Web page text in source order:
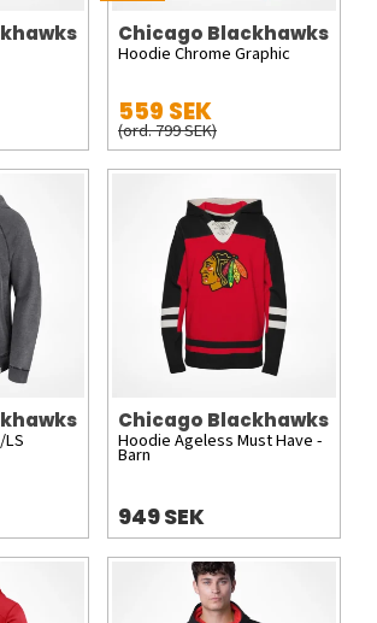
Chicago Blackhawks
Hoodie Chrome Graphic
559 SEK
(ord. 799 SEK)
Chicago Blackhawks
Hoodie Ageless Must Have -
Barn
949 SEK